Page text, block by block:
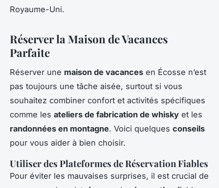
Royaume-Uni.
Réserver la Maison de Vacances
Parfaite
Réserver une maison de vacances en Écosse n’est
pas toujours une tâche aisée, surtout si vous
souhaitez combiner confort et activités spécifiques
comme les ateliers de fabrication de whisky et les
randonnées en montagne. Voici quelques conseils
pour vous aider à bien choisir.
Utiliser des Plateformes de Réservation Fiables
Pour éviter les mauvaises surprises, il est crucial de